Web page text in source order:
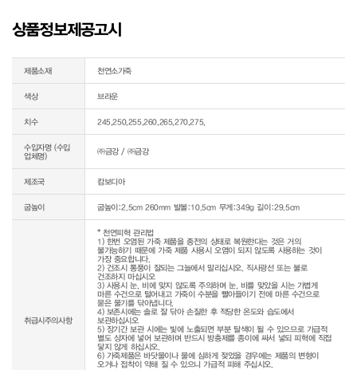
상품정보제공고시
제품소재 천연소가죽
색상 브라운
치수 245,250,255,260,265,270,275,
수입자명 (수입
업체명)
㈜금강 / ㈜금강
제조국 캄보디아
굽높이 굽높이:2.5cm 260mm 발볼:10.5cm 무게:349g 길이:29.5cm
취급시주의사항
* 천연피혁 관리법
1) 한번 오염된 가죽 제품을 종전의 상태로 복원한다는 것은 거의
불가능하기 때문에 가죽 제품 사용시 오염이 되지 않도록 사용하는 것이
가장 중요합니다.
2) 건조시 통풍이 잘되는 그늘에서 말리십시오. 직사광선 또는 불로
건조하지 마십시오
3) 사용시 눈, 비에 맞지 않도록 주의하며 눈, 비를 맞았을 시는 가볍게
마른 수건으로 털어내고 가죽이 수분을 빨아들이기 전에 마른 수건으로
묻은 물기를 닦아냅니다.
4) 보존시에는 솔로 잘 닦아 손질한 후 적당한 온도와 습도에서
보관하십시오
5) 장기간 보관 시에는 빛에 노출되면 부분 탈색이 될 수 있으므로 가급적
별도 상자에 넣어 보관하며 반드시 방충제를 종이에 싸서 넣되 피혁에 직접
닿지 않게 하십시오.
6) 가죽제품은 바닷물이나 물에 심하게 젖었을 경우에는 제품의 변형이
오거나 접착이 약해 질 수 있으니 가급적 피해 주십시오.